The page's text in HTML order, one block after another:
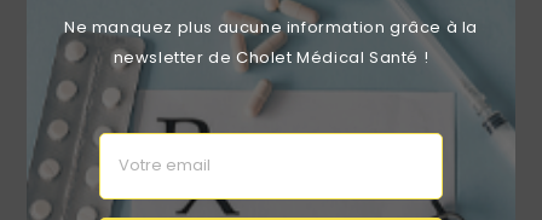
Ne manquez plus aucune information grâce à la
newsletter de Cholet Médical Santé !
Bande Leukotape K Haute Performance
A partir de12,25 €